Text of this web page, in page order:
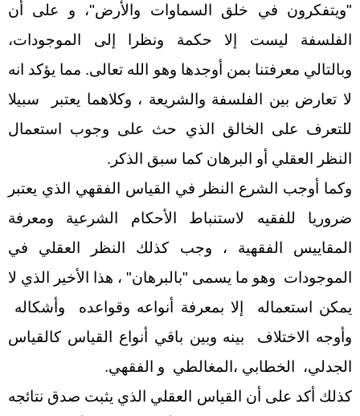
"ويتفكرون في خلق السماوات والأرض"، و على أن
الفلسفة ليست إلا حكمة ونظرا إلى الموجودات،
وبالتالي معرفتنا بمن أوجدها وهو الله تعالى. مما يؤكد انه
لا تعارض بين الفلسفة والشريعة ، وكلاهما يعتبر سبيلا
للتعرف على الخالق الذي حث على وجوب استعمال
النظر العقلي أو البرهان كما سبق الذكر.
وكما أوجب الشرع النظر في القياس الفقهي الذي يعتبر
ضروريا للفقيه لاستنباط الأحكام الشرعية ومعرفة
المقاييس الفقهية ، وجب كذلك النظر العقلي في
الموجودات وهو ما يسمى "بالبرهان" ، هذا الأخير الذي لا
يمكن استعماله إلا بمعرفة أنواعه وقواعده وأشكاله
وأوجه الاختلاف بينه وبين باقي أنواع القياس كالقياس
الجدلي، الخطابي ،المغالطي و الفقهي.
كذلك أكد على أن القياس العقلي الذي يثبت صدق نتائجه